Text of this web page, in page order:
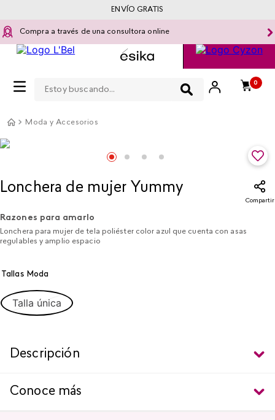
Compra a través de una consultora online
0
ENVÍO GRATIS
Moda y Accesorios
Lonchera de mujer Yummy
Compartir
Razones para amarlo
Lonchera para mujer de tela poliéster color azul que cuenta con asas
regulables y amplio espacio
Tallas Moda
Talla única
Descripción
Conoce más